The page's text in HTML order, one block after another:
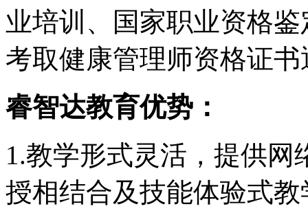
业培训、国家职业资格
考取健康管理师资格证
睿智达教育优势：
1.教学形式灵活，提供
授相结合及技能体验式教